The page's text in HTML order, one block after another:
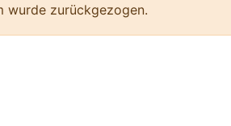
wurde zurückgezogen.